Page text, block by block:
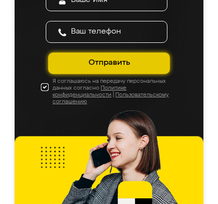
Отправить
Я соглашаюсь на передачу персональных
данных согласно Политике
конфиденциальности
Пользовательскому
соглашению